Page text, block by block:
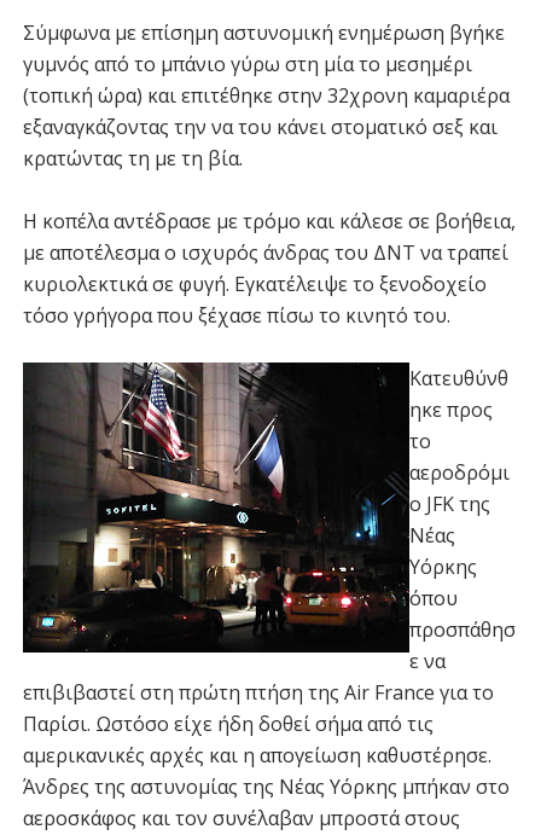
Σύμφωνα με επίσημη αστυνομική ενημέρωση βγήκε
γυμνός από το μπάνιο γύρω στη μία το μεσημέρι
(τοπική ώρα) και επιτέθηκε στην 32χρονη καμαριέρα
εξαναγκάζοντας την να του κάνει στοματικό σεξ και
κρατώντας τη με τη βία.
Η κοπέλα αντέδρασε με τρόμο και κάλεσε σε βοήθεια,
με αποτέλεσμα ο ισχυρός άνδρας του ΔΝΤ να τραπεί
κυριολεκτικά σε φυγή. Εγκατέλειψε το ξενοδοχείο
τόσο γρήγορα που ξέχασε πίσω το κινητό του.
Κατευθύνθ
ηκε προς
το
αεροδρόμι
ο JFK της
Νέας
Υόρκης
όπου
προσπάθησ
ε να
επιβιβαστεί στη πρώτη πτήση της Air France για το
Παρίσι. Ωστόσο είχε ήδη δοθεί σήμα από τις
αμερικανικές αρχές και η απογείωση καθυστέρησε.
Άνδρες της αστυνομίας της Νέας Υόρκης μπήκαν στο
αεροσκάφος και τον συνέλαβαν μπροστά στους